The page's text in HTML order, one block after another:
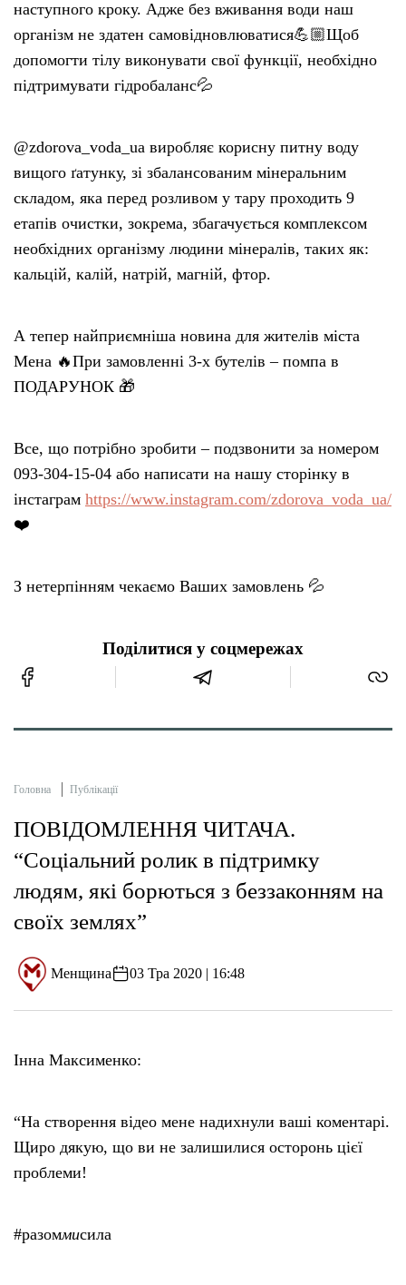
наступного кроку. Адже без вживання води наш
організм не здатен самовідновлюватися💪🏼Щоб
допомогти тілу виконувати свої функції, необхідно
підтримувати гідробаланс💦
@zdorova_voda_ua виробляє корисну питну воду
вищого ґатунку, зі збалансованим мінеральним
складом, яка перед розливом у тару проходить 9
етапів очистки, зокрема, збагачується комплексом
необхідних організму людини мінералів, таких як:
кальцій, калій, натрій, магній, фтор.
А тепер найприємніша новина для жителів міста
Мена 🔥При замовленні 3-х бутелів – помпа в
ПОДАРУНОК 🎁
Все, що потрібно зробити – подзвонити за номером
093-304-15-04 або написати на нашу сторінку в
інстаграм https://www.instagram.com/zdorova_voda_ua/
❤️
З нетерпінням чекаємо Ваших замовлень 💦
Поділитися у соцмережах
Головна Публікації
ПОВІДОМЛЕННЯ ЧИТАЧА.
“Соціальний ролик в підтримку
людям, які борються з беззаконням на
своїх землях”
Менщина 03 Тра 2020 | 16:48
Інна Максименко:
“На створення відео мене надихнули ваші коментарі.
Щиро дякую, що ви не залишилися осторонь цієї
проблеми!
#разоммисила